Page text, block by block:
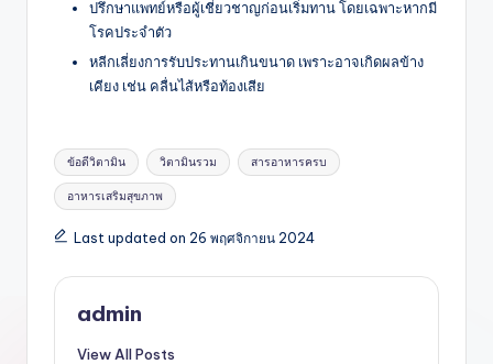
ปรึกษาแพทย์หรือผู้เชี่ยวชาญก่อนเริ่มทาน โดยเฉพาะหากมี
โรคประจำตัว
หลีกเลี่ยงการรับประทานเกินขนาด เพราะอาจเกิดผลข้าง
เคียง เช่น คลื่นไส้หรือท้องเสีย
Tags:
ข้อดีวิตามิน วิตามินรวม สารอาหารครบ
อาหารเสริมสุขภาพ
Last updated on 26 พฤศจิกายน 2024
admin
View All Posts